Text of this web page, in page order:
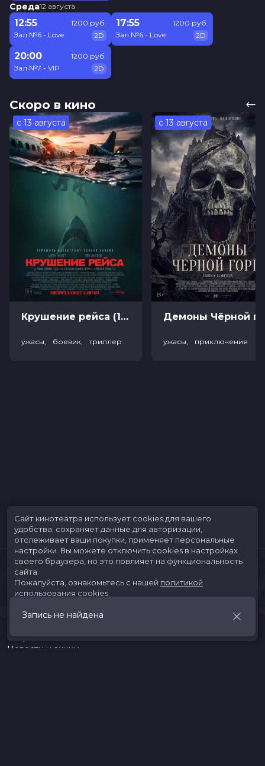
Среда12 августа
12:55
Зал №6 - Love
1200 руб.
2D
17:55
Зал №6 - Love
1200 руб.
2D
20:00
Зал №7 - VIP
1200 руб.
2D
Скоро в кино
с 13 августа
Крушение рейса (18+)
ужасы, боевик, триллер
с 13 августа
ужасы, приключения
Запись не найдена
Скоро в кино
Новости и акции
Сайт кинотеатра использует cookies для вашего
удобства: сохраняет данные для авторизации,
отслеживает ваши покупки, применяет персональные
настройки. Вы можете отключить cookies в настройках
своего браузера, но это повлияет на функциональность
сайта.
Пожалуйста, ознакомьтесь с нашей политикой
использования cookies